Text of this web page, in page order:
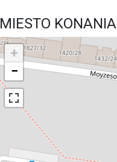
MIESTO KONANIA
+
−